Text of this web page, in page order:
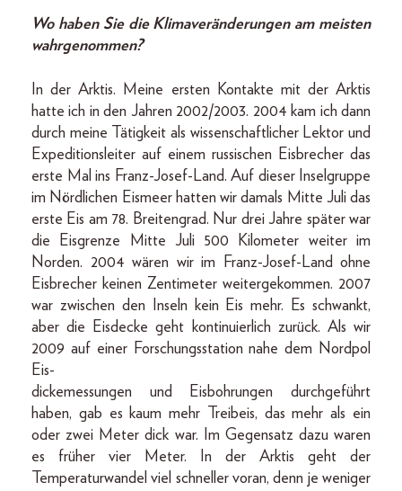
Wo haben Sie die Klimaveränderungen am meisten
wahrgenommen?
In der Arktis. Meine ersten Kontakte mit der Arktis
hatte ich in den Jahren 2002/2003. 2004 kam ich dann
durch meine Tätigkeit als wissenschaftlicher Lektor und
Expeditionsleiter auf einem russischen Eisbrecher das
erste Mal ins Franz-Josef-Land. Auf dieser Inselgruppe
im Nördlichen Eismeer hatten wir damals Mitte Juli das
erste Eis am 78. Breitengrad. Nur drei Jahre später war
die Eisgrenze Mitte Juli 500 Kilometer weiter im
Norden. 2004 wären wir im Franz-Josef-Land ohne
Eisbrecher keinen Zentimeter weitergekommen. 2007
war zwischen den Inseln kein Eis mehr. Es schwankt,
aber die Eisdecke geht kontinuierlich zurück. Als wir
2009 auf einer Forschungsstation nahe dem Nordpol
Eis-
dickemessungen und Eisbohrungen durchgeführt
haben, gab es kaum mehr Treibeis, das mehr als ein
oder zwei Meter dick war. Im Gegensatz dazu waren
es früher vier Meter. In der Arktis geht der
Temperaturwandel viel schneller voran, denn je weniger